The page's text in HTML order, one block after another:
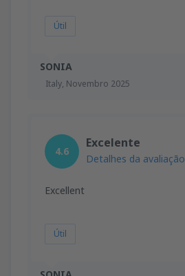
SONIA
Italy, Novembro 2025
Útil
4.6
Excelente
Detalhes da avaliação
Excellent
Útil